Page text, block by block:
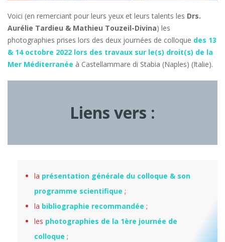
Voici (en remerciant pour leurs yeux et leurs talents les Drs.
Aurélie Tardieu & Mathieu Touzeil-Divina) les
photographies prises lors des deux journées de colloque des 13
& 14 octobre 2022 lors des travaux sur le(s) droit(s) de la
Mer Méditerranée à Castellammare di Stabia (Naples) (Italie).
Liens vers :
la présentation générale du colloque & son
programme scientifique ;
la bibliographie recommandée ;
les photographies de la 1ère journée de
colloque ;